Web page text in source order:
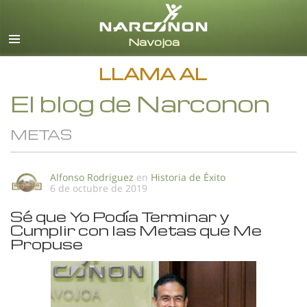
Español
Todas las Regiones/Idiomas
LLAMA AL
El blog de Narconon
METAS
Alfonso Rodriguez en Historia de Éxito
6 de octubre de 2019
Sé que Yo Podía Terminar y
Cumplir con las Metas que Me
Propuse